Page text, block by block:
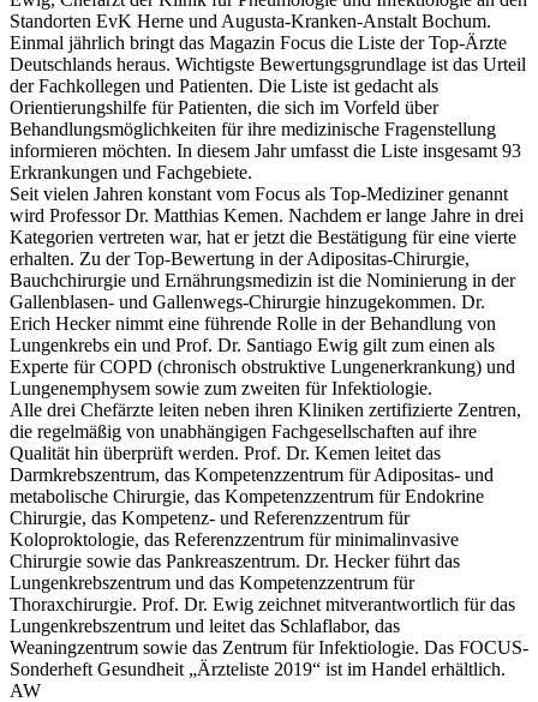
Standorten EvK Herne und Augusta-Kranken-Anstalt Bochum.
Einmal jährlich bringt das Magazin Focus die Liste der Top-Ärzte
Deutschlands heraus. Wichtigste Bewertungsgrundlage ist das Urteil
der Fachkollegen und Patienten. Die Liste ist gedacht als
Orientierungshilfe für Patienten, die sich im Vorfeld über
Behandlungsmöglichkeiten für ihre medizinische Fragenstellung
informieren möchten. In diesem Jahr umfasst die Liste insgesamt 93
Erkrankungen und Fachgebiete.
Seit vielen Jahren konstant vom Focus als Top-Mediziner genannt
wird Professor Dr. Matthias Kemen. Nachdem er lange Jahre in drei
Kategorien vertreten war, hat er jetzt die Bestätigung für eine vierte
erhalten. Zu der Top-Bewertung in der Adipositas-Chirurgie,
Bauchchirurgie und Ernährungsmedizin ist die Nominierung in der
Gallenblasen- und Gallenwegs-Chirurgie hinzugekommen. Dr.
Erich Hecker nimmt eine führende Rolle in der Behandlung von
Lungenkrebs ein und Prof. Dr. Santiago Ewig gilt zum einen als
Experte für COPD (chronisch obstruktive Lungenerkrankung) und
Lungenemphysem sowie zum zweiten für Infektiologie.
Alle drei Chefärzte leiten neben ihren Kliniken zertifizierte Zentren,
die regelmäßig von unabhängigen Fachgesellschaften auf ihre
Qualität hin überprüft werden. Prof. Dr. Kemen leitet das
Darmkrebszentrum, das Kompetenzzentrum für Adipositas- und
metabolische Chirurgie, das Kompetenzzentrum für Endokrine
Chirurgie, das Kompetenz- und Referenzzentrum für
Koloproktologie, das Referenzzentrum für minimalinvasive
Chirurgie sowie das Pankreaszentrum. Dr. Hecker führt das
Lungenkrebszentrum und das Kompetenzzentrum für
Thoraxchirurgie. Prof. Dr. Ewig zeichnet mitverantwortlich für das
Lungenkrebszentrum und leitet das Schlaflabor, das
Weaningzentrum sowie das Zentrum für Infektiologie. Das FOCUS-
Sonderheft Gesundheit „Ärzteliste 2019“ ist im Handel erhältlich.
AW